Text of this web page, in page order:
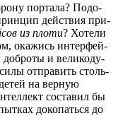
пор­та­ла? Подо­
дей­ствия при­
из пло­ти? Хоте­ли
ока­жись интер­фей­
доб­ро­ты и вели­ко­ду­
отпра­вить столь­
на вер­ную
соста­вил бы
доко­пать­ся до